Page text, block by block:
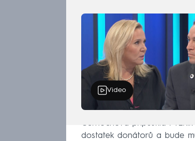
Video
Černochová připustila i
dostatek donátorů a bude